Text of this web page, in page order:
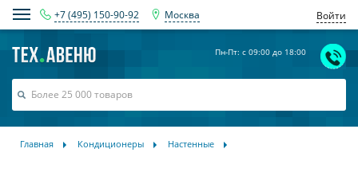
+7 (495) 150-90-92 Москва Войти
Пн-Пт: с 09:00 до 18:00
Главная Кондиционеры Настенные